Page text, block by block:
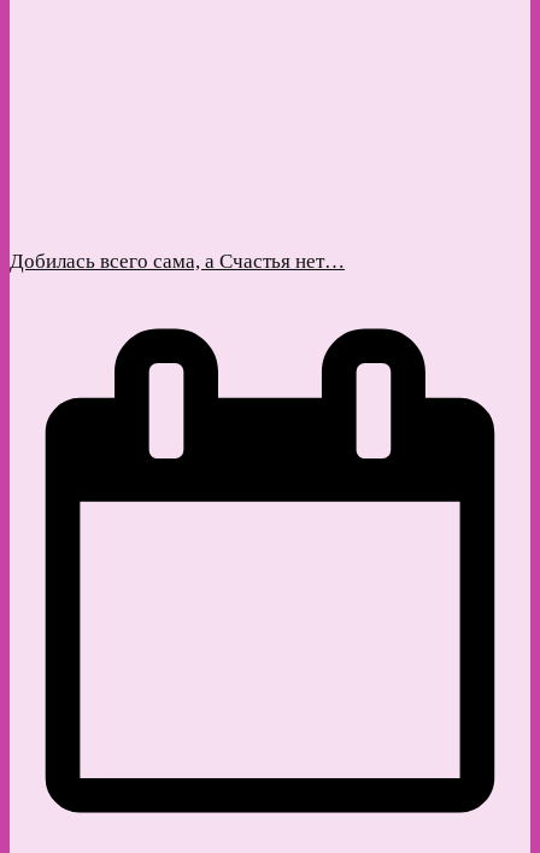
Добилась всего сама, а Счастья нет…